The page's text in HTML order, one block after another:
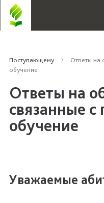
Поступающему
Ответы на
обучение
Ответы на
связанные
обучение
Уважаемые